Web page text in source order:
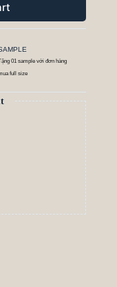
01 sample với đơn hàng
full size